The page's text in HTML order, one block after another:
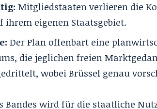
Mitgliedstaaten verlieren die
eigenen Staatsgebiet.
Der Plan offenbart eine
die jeglichen freien
wobei Brüssel genau
Bandes wird für die staatliche